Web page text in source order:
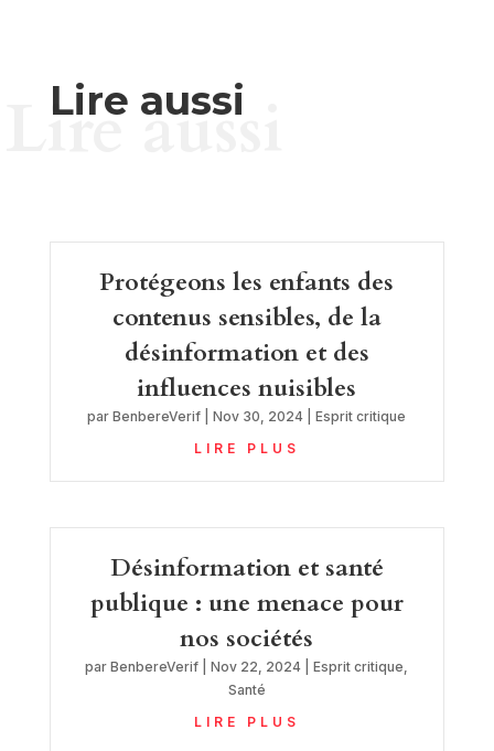
Lire aussi
Lire aussi
Protégeons les enfants des
contenus sensibles, de la
désinformation et des
influences nuisibles
parBenbereVerif |Nov 30, 2024 |Esprit critique
LIRE PLUS
Désinformation et santé
publique : une menace pour
nos sociétés
parBenbereVerif |Nov 22, 2024 |Esprit critique,
Santé
LIRE PLUS